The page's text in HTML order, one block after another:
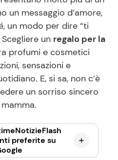
un messaggio d’amore,
un modo per dire “ti
un regalo per la
profumi e cosmetici
sensazioni e
E, si sa, non c’è
un sorriso sincero
preferite su